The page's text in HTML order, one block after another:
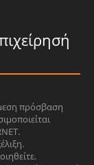
πρόσβαση